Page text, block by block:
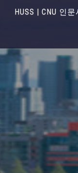
HUSS | CNU 인